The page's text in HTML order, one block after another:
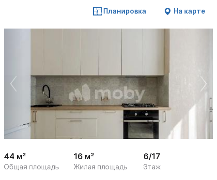
Планировка На карте
/
17
44 м²
Общая площадь
16 м²
Жилая площадь
6/17
Этаж